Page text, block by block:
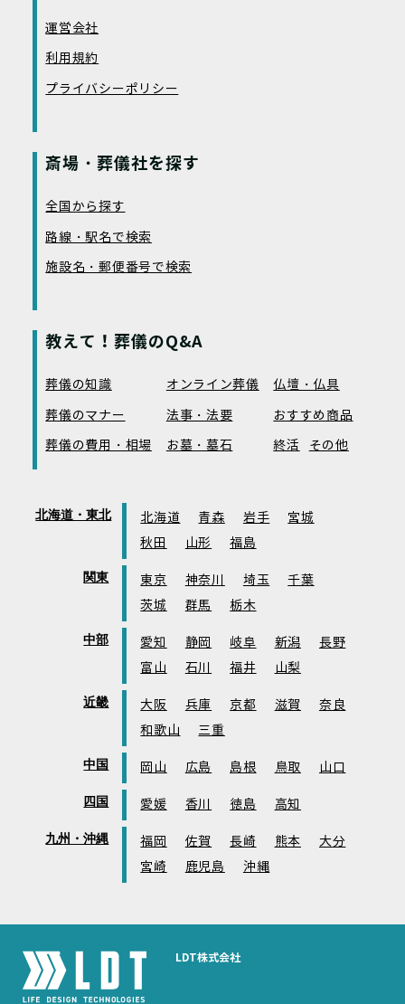
運営会社
利用規約
プライバシーポリシー
斎場・葬儀社を探す
全国から探す
路線・駅名で検索
施設名・郵便番号で検索
教えて！葬儀のQ&A
葬儀の知識 オンライン葬儀
仏壇・仏具
葬儀のマナー
法事・法要
おすすめ商品
葬儀の費用・相場
お墓・墓石 終活 その他
北海道・東北 北海道 青森 岩手
宮城
秋田
山形 福島
関東 東京 神奈川 埼玉
千葉
茨城
群馬 栃木
中部 愛知 静岡 岐阜 新潟
長野
富山
石川 福井 山梨
近畿 大阪 兵庫 京都 滋賀
奈良
和歌山
三重
中国 岡山 広島 島根 鳥取 山口
四国 愛媛 香川 徳島 高知
九州・沖縄 福岡 佐賀 長崎 熊本
大分
宮崎
鹿児島 沖縄
LDT株式会社